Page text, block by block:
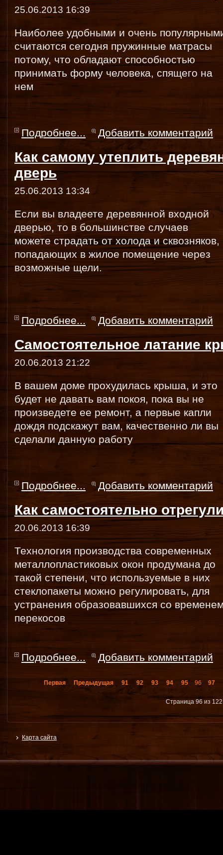
25.06.2013 16:39
Наиболее удобными и очень
считаются сегодня пружинные матрасы
потому, что обладают способностью
принимать форму человека, спящего на
нем
Подробнее... Добавить комментарий
Как самому утеплить
дверь
25.06.2013 13:34
Если вы владеете деревянной входной
дверью, то в большинстве случаев
можете страдать от холода и сквозняков,
попадающих в жилое помещение через
возможные щели.
Подробнее... Добавить комментарий
Самостоятельное латание
20.06.2013 21:22
В вашем доме прохудилась крыша, и это
будет не давать вам покоя, пока вы не
произведете ее ремонт, а первые капли
дождя подскажут вам, качественно ли вы
сделали данную работу
Подробнее... Добавить комментарий
Как самостоятельно
20.06.2013 16:39
Технология производства современных
металлопластиковых окон продумана до
такой степени, что используемые в них
стеклопакеты можно регулировать, для
устранения образовавшихся со
перекосов
Подробнее... Добавить комментарий
Первая Предыдущая 91 92 93 94 95 96 97
Страница 96 из 122
Карта сайта